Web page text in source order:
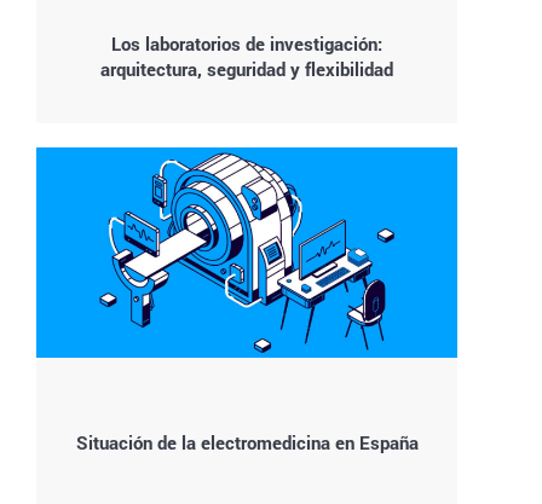
Los laboratorios de investigación:
arquitectura, seguridad y flexibilidad
Situación de la electromedicina en España